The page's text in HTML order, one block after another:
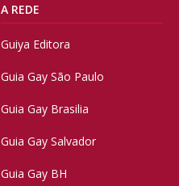
A REDE
Guiya Editora
Guia Gay São Paulo
Guia Gay Brasilia
Guia Gay Salvador
Guia Gay BH